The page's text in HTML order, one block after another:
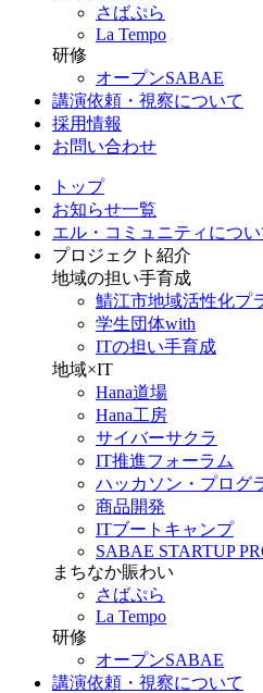
さばぷら
La Tempo
研修
オープンSABAE
講演依頼・視察について
採用情報
お問い合わせ
トップ
お知らせ一覧
エル・コミュニティについ
プロジェクト紹介
地域の担い手育成
鯖江市地域活性化プ
学生団体with
ITの担い手育成
地域×IT
Hana道場
Hana工房
サイバーサクラ
IT推進フォーラム
ハッカソン・プログ
商品開発
ITブートキャンプ
SABAE STARTUP
まちなか賑わい
さばぷら
La Tempo
研修
オープンSABAE
講演依頼・視察について